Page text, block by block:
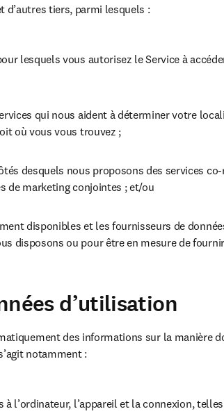
d’autres tiers, parmi lesquels :
lesquels vous autorisez le Service à
qui nous aident à déterminer votre
où vous vous trouvez ;
desquels nous proposons des services
de marketing conjointes ; et/ou
disponibles et les fournisseurs de
disposons ou pour être en mesure de
d’utilisation
des informations sur la manière
notamment :
l’ordinateur, l’appareil et la connexion,